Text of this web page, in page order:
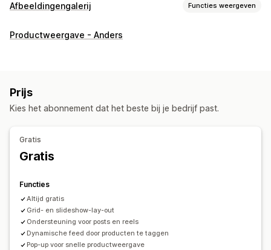
Afbeeldingengalerij Functies weergeven
Gallerijtypen
Aangepaste stijlen
Productweergave - Anders
Prijs
Kies het abonnement dat het beste bij je bedrijf past.
Gratis
Gratis
Functies
Altijd gratis
Grid- en slideshow-lay-out
Ondersteuning voor posts en reels
Dynamische feed door producten te taggen
Pop-up voor snelle productweergave